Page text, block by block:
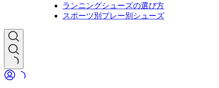
ランニングシューズの選び方
スポーツ別プレー別シューズ